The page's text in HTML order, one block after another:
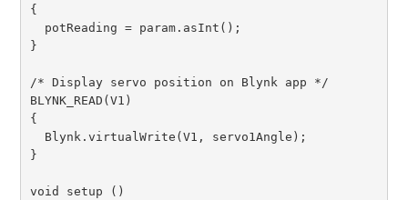
{
}
/* Display servo position on Blynk app */
BLYNK_READ(V1)
{
}
void setup ()